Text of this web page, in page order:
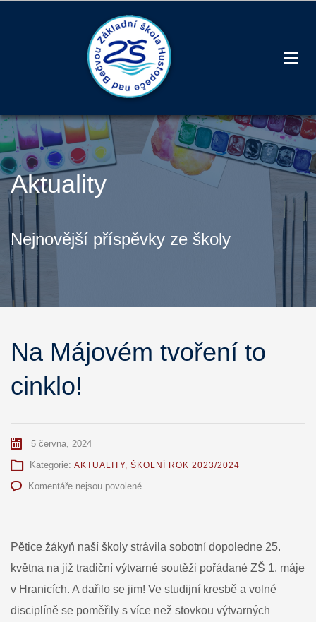
Aktuality
Nejnovější příspěvky ze školy
Na Májovém tvoření to
cinklo!
5 června, 2024
Kategorie: AKTUALITY, ŠKOLNÍ ROK 2023/2024
Komentáře nejsou povolenéu
Na
tvoření
to
Pětice žákyň naší školy strávila sobotní dopoledne 25.
května na již tradiční výtvarné soutěži pořádané ZŠ 1. máje
v Hranicích. A dařilo se jim! Ve studijní kresbě a volné
disciplíně se poměřily s více než stovkou výtvarných